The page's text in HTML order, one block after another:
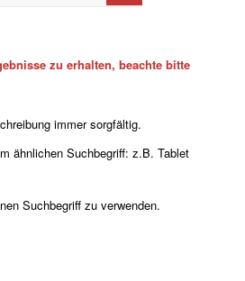
zu erhalten, beachte bitte
immer sorgfältig.
ähnlichen Suchbegriff: z.B. Tablet
Suchbegriff zu verwenden.